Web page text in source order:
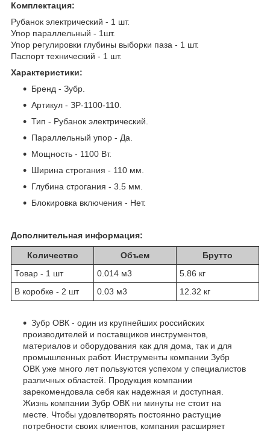
Комплектация:
Рубанок электрический - 1 шт.
Упор параллельный - 1шт.
Упор регулировки глубины выборки паза - 1 шт.
Паспорт технический - 1 шт.
Характеристики:
Бренд - Зубр.
Артикул - ЗР-1100-110.
Тип - Рубанок электрический.
Параллельный упор - Да.
Мощность - 1100 Вт.
Ширина строгания - 110 мм.
Глубина строгания - 3.5 мм.
Блокировка включения - Нет.
Дополнительная информация:
Количество Объем
Брутто
Товар - 1 шт
0.014 м3
5.86 кг
В коробке - 2 шт
0.03 м3 12.32 кг
Зубр ОВК - один из крупнейших российских
производителей и поставщиков инструментов,
материалов и оборудования как для дома, так и для
промышленных работ. Инструменты компании Зубр
ОВК уже много лет пользуются успехом у специалистов
различных областей. Продукция компании
зарекомендовала себя как надежная и доступная.
Жизнь компании Зубр ОВК ни минуты не стоит на
месте. Чтобы удовлетворять постоянно растущие
потребности своих клиентов, компания расширяет